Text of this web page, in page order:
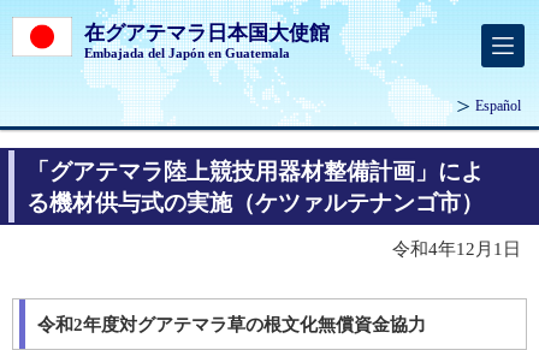
在グアテマラ日本国大使館
Embajada del Japón en Guatemala
Español
「グアテマラ陸上競技用器材整備計画」によ
る機材供与式の実施（ケツァルテナンゴ市）
令和4年12月1日
令和2年度対グアテマラ草の根文化無償資金協力